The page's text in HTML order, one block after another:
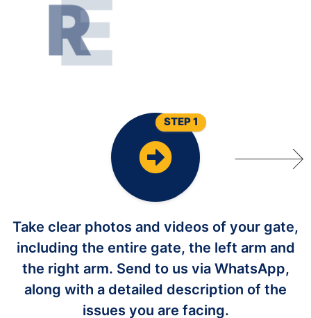
REP
AUTO
Take clear photos and videos of your gate,
including the entire gate, the left arm and
the right arm. Send to us via WhatsApp,
along with a detailed description of the
issues you are facing.
STEP 1